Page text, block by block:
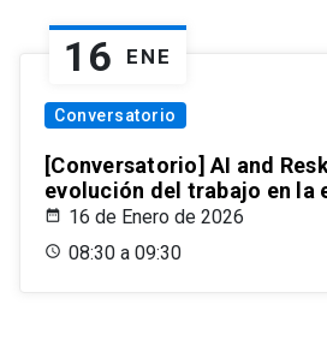
16 ENE
Conversatorio
[Conversatorio] AI and
evolución del trabajo en la
16 de Enero de 2026
08:30 a 09:30